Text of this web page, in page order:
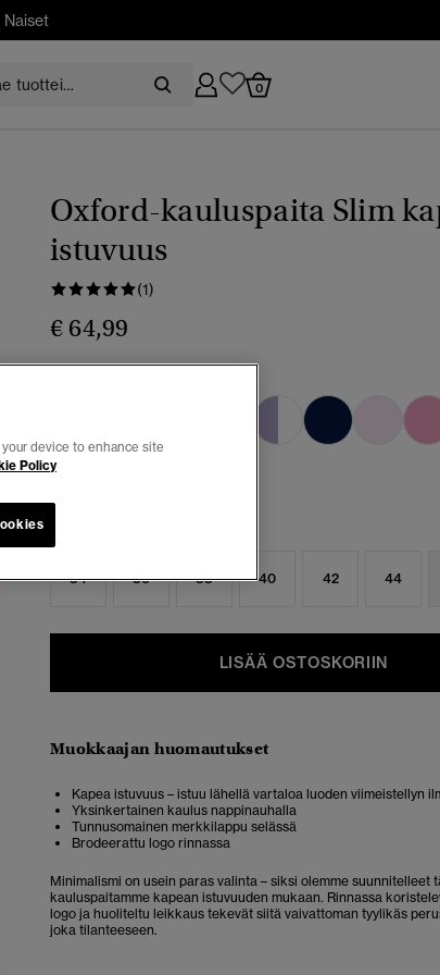
Naiset
0
Oxford-kauluspaita Slim
istuvuus
(1)
€ 64,99
34 36 38 40 42 44
LISÄÄ OSTOSKORIIN
Muokkaajan huomautukset
Kapea istuvuus – istuu lähellä vartaloa luoden viimeistellyn
Yksinkertainen kaulus nappinauhalla
Tunnusomainen merkkilappu selässä
Brodeerattu logo rinnassa
Minimalismi on usein paras valinta – siksi olemme suunnitelleet
kauluspaitamme kapean istuvuuden mukaan. Rinnassa
logo ja huoliteltu leikkaus tekevät siitä vaivattoman tyylikäs
joka tilanteeseen.
device to enhance site
Policy